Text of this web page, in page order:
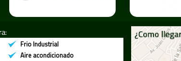
Frio Industrial
Aire acondicionado